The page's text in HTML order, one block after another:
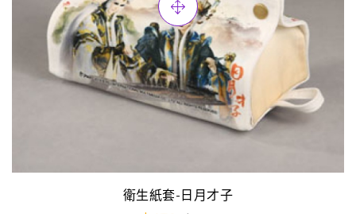
衛生紙套-日月才子